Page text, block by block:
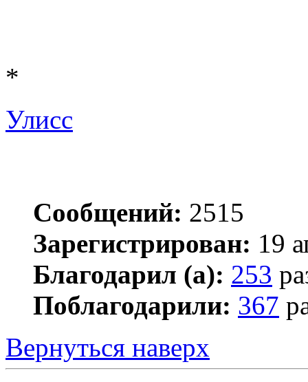
*
Улисс
Сообщений: 2515
Зарегистрирован: 19
Благодарил (а): 253
Поблагодарили: 367
Вернуться наверх